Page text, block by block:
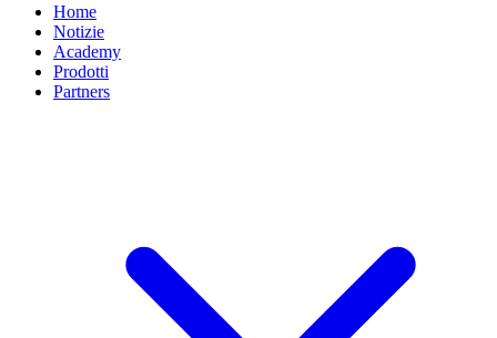
Home
Notizie
Academy
Prodotti
Partners